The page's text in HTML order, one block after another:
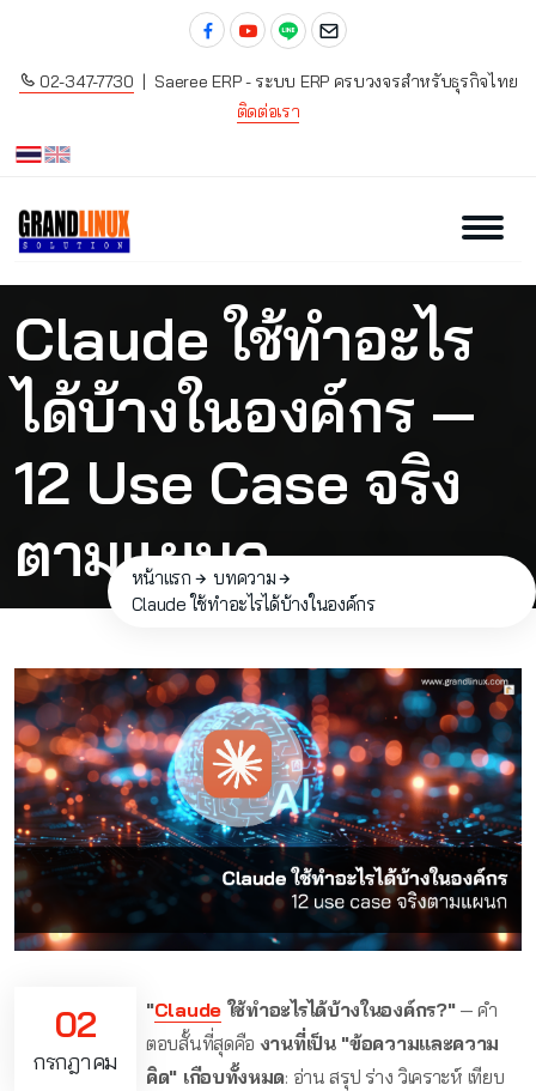
02-347-7730 | Saeree ERP - ระบบ ERP ครบวงจรสำหรับธุรกิจไทย
ติดต่อเรา
Claude ใช้ทำอะไร
ได้บ้างในองค์กร —
12 Use Case จริง
ตามแผนก
หน้าแรก
บทความ
Claude ใช้ทำอะไรได้บ้างในองค์กร
02
กรกฎาคม
"Claudeใช้ทำอะไรได้บ้างในองค์กร?"— คำ
ตอบสั้นที่สุดคือ งานที่เป็น "ข้อความและความ
คิด" เกือบทั้งหมด: อ่าน สรุป ร่าง วิเคราะห์ เทียบ